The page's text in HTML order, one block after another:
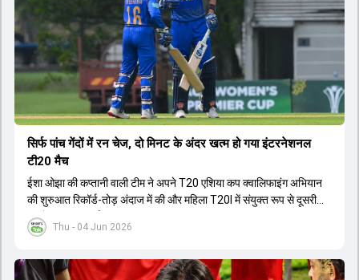
Thu - 04 Jun 2026
सिर्फ पांच गेंदों में रन चेज, दो मिनट के अंदर खत्म हो गया इंटरनेशनल
टी20 मैच
ईशा ओझा की कप्तानी वाली टीम ने अपने T20 एशिया कप क्वालिफाइंग अभियान
की शुरुआत रिकॉर्ड-तोड़ अंदाज में की और महिला T20I में संयुक्त रूप से दूसरी
सबसे बड़ी जीत दर्ज की.